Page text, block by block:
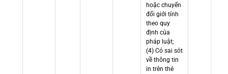
hoặc chuyển
đổi giới tính
theo quy
định của
pháp luật;
(4) Có sai sót
về thông tin
in trên thẻ